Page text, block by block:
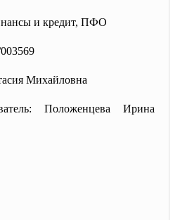
и кредит, ПФО
Михайловна
Положенцева Ирина